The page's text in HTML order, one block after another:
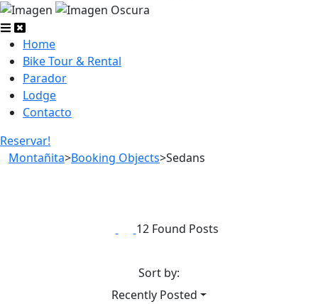
Home
Bike Tour & Rental
Parador
Lodge
Contacto
Reservar!
Montañita>Booking Objects>Sedans
12 Found Posts
Sort by:
Recently Posted